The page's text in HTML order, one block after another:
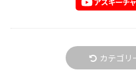
カテゴリ